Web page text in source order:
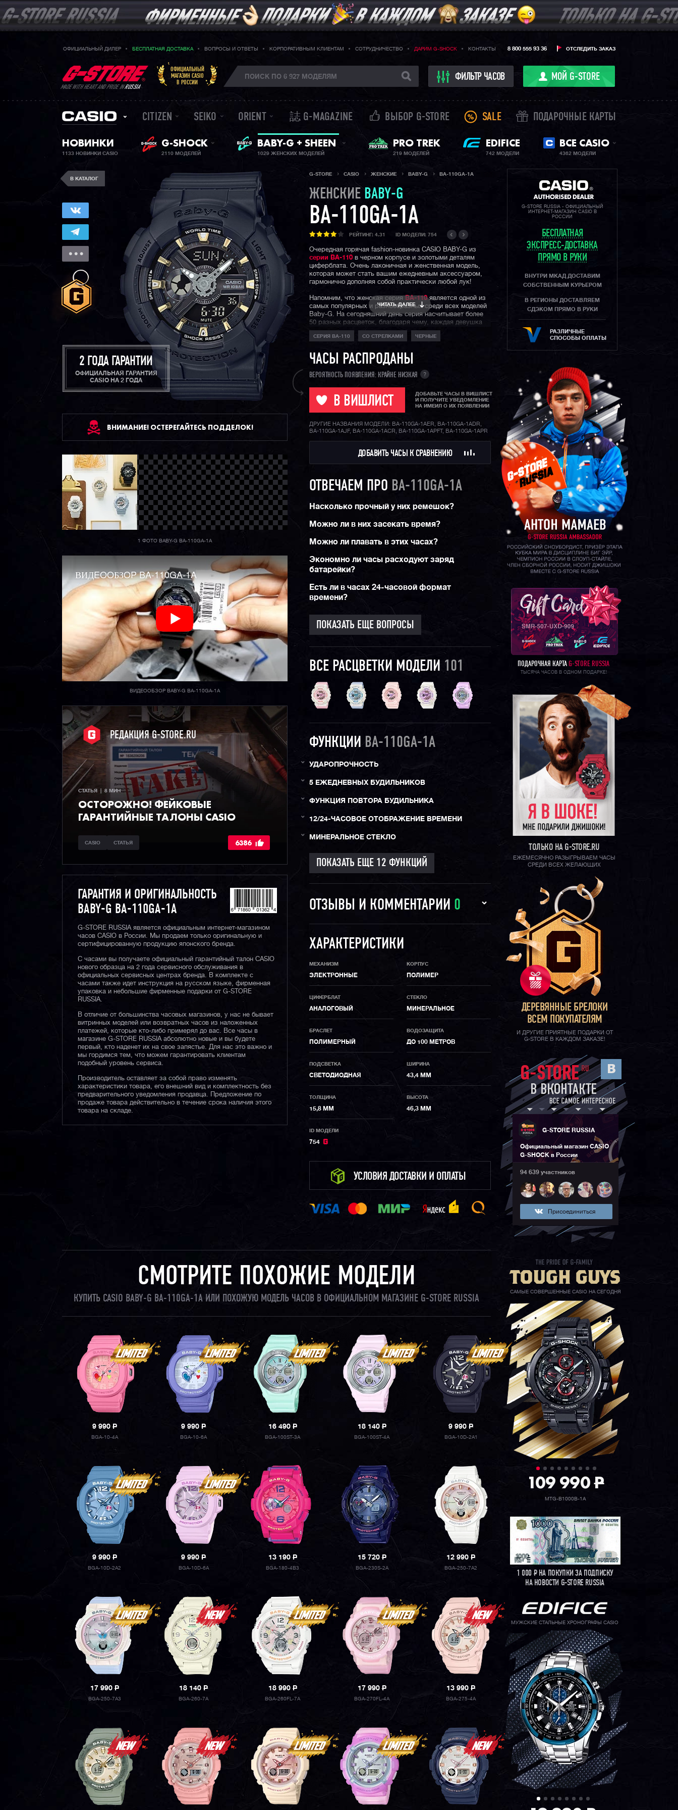
ОФИЦИАЛЬНЫЙ ДИЛЕР БЕСПЛАТНАЯ ДОСТАВКА ВОПРОСЫ И ОТВЕТЫ КОРПОРАТИВНЫМ КЛИЕНТАМ СОТРУДНИЧЕСТВО ДАРИМ G-SHOCK КОНТАКТЫ ОТСЛЕДИТЬ ЗАКАЗ
8 800 555 93 36
MADE WITH HEART AND PRIDE INRUSSIA
ОФИЦИАЛЬНЫЙ
МАГАЗИН CASIO
В РОССИИ
ФИЛЬТР ЧАСОВ МОЙ G-STORE
CITIZEN SEIKO ORIENT 誌 G-MAGAZINE ВЫБОР G-STORE SALE ПОДАРОЧНЫЕ КАРТЫ
НОВИНКИ
1133 НОВИНКИ CASIO
G-SHOCK
2110 МОДЕЛЕЙ
ЖЕНСКИЕ ЧАСЫ
BABY-G + SHEEN
1029 ЖЕНСКИХ МОДЕЛЕЙ
PRO TREK
219 МОДЕЛЕЙ
EDIFICE
742 МОДЕЛИ
ВСЕ CASIO
4362 МОДЕЛИ
В КАТАЛОГ
2 ГОДА ГАРАНТИИ
ОФИЦИАЛЬНАЯ ГАРАНТИЯ
CASIO НА 2 ГОДА
ВНИМАНИЕ! ОСТЕРЕГАЙТЕСЬ ПОДДЕЛОК!
1 ФОТО BABY-G BA-110GA-1A
ВИДEOOБЗOP BA-110GA-1A
ВИДЕООБЗОР BABY-G BA-110GA-1A
РЕДАКЦИЯ G-STORE.RU
СТАТЬЯ  |  8 МИН
ОСТОРОЖНО! ФЕЙКОВЫЕ
ГАРАНТИЙНЫЕ ТАЛОНЫ CASIO
CASIO СТАТЬЯ 6386
ГАРАНТИЯ И ОРИГИНАЛЬНОСТЬ
BABY-G BA-110GA-1A
G-STORE RUSSIA является официальным интернет-магазином
часов CASIO в России. Мы продаем только оригинальную и
сертифицированную продукцию японского бренда.
С часами вы получаете официальный гарантийный талон CASIO
нового образца на 2 года сервисного обслуживания в
официальных сервисных центрах бренда. В комплекте с
часами также идет инструкция на русском языке, фирменная
упаковка и небольшие фирменные подарки от G-STORE
RUSSIA.
В отличие от большинства часовых магазинов, у нас не бывает
витринных моделей или возвратных часов из наложенных
платежей, которые кто-либо примерял до вас. Все часы в
магазине G-STORE RUSSIA абсолютно новые и вы будете
первый, кто наденет их на свое запястье. Для нас это важно и
мы гордимся тем, что можем гарантировать клиентам
подобный уровень сервиса.
Производитель оставляет за собой право изменять
характеристики товара, его внешний вид и комплектность без
предварительного уведомления продавца. Предложение по
продаже товара действительно в течение срока наличия этого
товара на складе.
G-STORE CASIO ЖЕНСКИЕ BABY-G BA-110GA-1A
ЖЕНСКИЕ BABY-G
BA-110GA-1A
РЕЙТИНГ: 4.31 ID МОДЕЛИ: 754
Очередная горячая fashion-новинка CASIO BABY-G из
серии BA-110 в черном корпусе и золотыми деталям
циферблата. Очень лаконичная и женственная модель,
которая может стать вашим ежедневным аксессуаром,
гармонично дополняя собой практически любой лук!
Напомним, что женская серия BA-110является одной из
самых популярных и разнообразных среди всех моделей
Baby-G. На сегодняшний день серия насчитывает более
50 разных расцветок, благодаря чему, каждая девушка
сможет найти расцветку под свой вкус, настроение или
образ.
ЧИТАТЬ ДАЛЕЕ
СЕРИЯ BA-110 СО СТРЕЛКАМИ ЧЕРНЫЕ
ЧАСЫ РАСПРОДАНЫ
ВЕРОЯТНОСТЬ ПОЯВЛЕНИЯ: КРАЙНЕ НИЗКАЯ ?
В ВИШЛИСТ
ДОБАВЬТЕ ЧАСЫ В ВИШЛИСТ
И ПОЛУЧИТЕ УВЕДОМЛЕНИЕ
НА ИМЕИЛ О ИХ ПОЯВЛЕНИИ
ДРУГИЕ НАЗВАНИЯ МОДЕЛИ: BA-110GA-1AER, BA-110GA-1ADR,
BA-110GA-1AJF, BA-110GA-1ACR, BA-110GA-1APFT, BA-110GA-1APR
ДОБАВИТЬ ЧАСЫ К СРАВНЕНИЮ
ОТВЕЧАЕМ ПРО BA-110GA-1A
Насколько прочный у них ремешок?
Можно ли в них засекать время?
Можно ли плавать в этих часах?
Экономно ли часы расходуют заряд
батарейки?
Есть ли в часах 24-часовой формат
времени?
ПОКАЗАТЬ ЕЩЕ ВОПРОСЫ
ВСЕ РАСЦВЕТКИ МОДЕЛИ 101
ФУНКЦИИ BA-110GA-1A
УДАРОПРОЧНОСТЬ
5 ЕЖЕДНЕВНЫХ БУДИЛЬНИКОВ
ФУНКЦИЯ ПОВТОРА БУДИЛЬНИКА
12/24-ЧАСОВОЕ ОТОБРАЖЕНИЕ ВРЕМЕНИ
МИНЕРАЛЬНОЕ СТЕКЛО
ОТЗЫВЫ И КОММЕНТАРИИ 0
ХАРАКТЕРИСТИКИ
МЕХАНИЗМ
ЭЛЕКТРОННЫЕ
КОРПУС
ПОЛИМЕР
ЦИФЕРБЛАТ
АНАЛОГОВЫЙ
СТЕКЛО
МИНЕРАЛЬНОЕ
БРАСЛЕТ
ПОЛИМЕРНЫЙ
ВОДОЗАЩИТА
ДО 100 МЕТРОВ
ПОДСВЕТКА
СВЕТОДИОДНАЯ
ШИРИНА
43,4 ММ
ТОЛЩИНА
15,8 ММ
ВЫСОТА
46,3 ММ
ID МОДЕЛИ
754
УСЛОВИЯ ДОСТАВКИ И ОПЛАТЫ
СМОТРИТЕ ПОХОЖИЕ МОДЕЛИ
КУПИТЬ CASIO BABY-G BA-110GA-1A ИЛИ ПОХОЖУЮ МОДЕЛЬ ЧАСОВ В ОФИЦИАЛЬНОМ МАГАЗИНЕ G-STORE RUSSIA
9 990P
BGA-10-4A
9 990P
BGA-10-6A
16 490 P
BGA-100ST-3A
18 140P
BGA-100ST-4A
9 990P
BGA-10D-2A1
9 990P
BGA-10D-2A2
9 990P
BGA-10D-6A
13 190 P
BGA-180-4B3
15 720P
BGA-230S-2A
12 990P
BGA-250-7A2
17 990P
BGA-250-7A3
18 140P
BGA-260-7A
18 990 P
BGA-260FL-7A
17 990P
BGA-270FL-4A
13 990P
BGA-275-4A
G-STORE RUSSIA - ОФИЦИАЛЬНЫЙ
ИНТЕРНЕТ-МАГАЗИН CASIO В
РОССИИ
БЕСПЛАТНАЯ
ЭКСПРЕСС-ДОСТАВКА
ПРЯМО В РУКИ
ВНУТРИ МКАД ДОСТАВИМ
СОБСТВЕННЫМ КУРЬЕРОМ
В РЕГИОНЫ ДОСТАВЛЯЕМ
СДЭКОМ ПРЯМО В РУКИ
РАЗЛИЧНЫЕ
СПОСОБЫ ОПЛАТЫ
ПОДАРОЧНАЯ КАРТА G-STORE RUSSIA
ТЫСЯЧА ЧАСОВ В ОДНОМ ПОДАРКЕ!
ТОЛЬКО НА G-STORE.RU
ЕЖЕМЕСЯЧНО РАЗЫГРЫВАЕМ ЧАСЫ
СРЕДИ ВСЕХ ЖЕЛАЮЩИХ
ДЕРЕВЯННЫЕ БРЕЛОКИ
ВСЕМ ПОКУПАТЕЛЯМ
И ДРУГИЕ ПРИЯТНЫЕ ПОДАРКИ ОТ
G-STORE В КАЖДОМ ЗАКАЗЕ!
G-STORE RUSSIA
Официальный магазин CASIO
G-SHOCK в России
94 639 участников
Присоединиться
САМЫЕ СОВЕРШЕННЫЕ CASIO НА СЕГОДНЯ
109 990P
MTG-B1000B-1A
1 000РНА ПОКУПКИ ЗА ПОДПИСКУ
НА НОВОСТИ G-STORE RUSSIA
МУЖСКИЕ СТАЛЬНЫЕ ХРОНОГРАФЫ CASIO